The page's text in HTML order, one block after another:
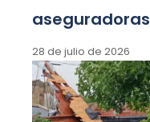
aseguradoras
28 de julio de 2026